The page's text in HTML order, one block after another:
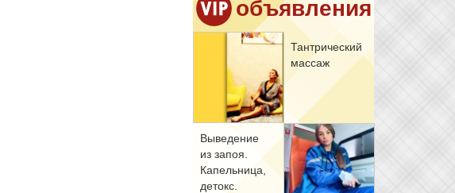
объявления
Тан­три­че­ский
мас­саж
Вы­ве­де­ние
из за­поя.
Ка­пель­ни­ца,
де­токс.